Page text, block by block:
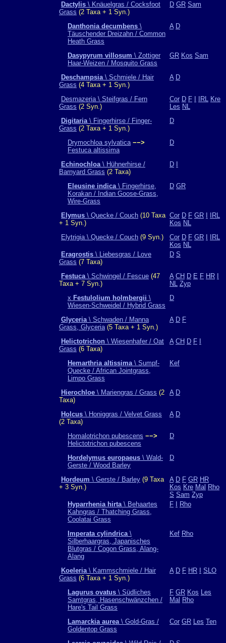
Dactylis \ Knäuelgras / Cocksfoot
Grass (2 Taxa + 1 Syn.)
D GR Sam
Danthonia decumbens \
Täuschender Dreizahn / Common
Heath Grass
A D
Dasypyrum villosum \ Zottiger
Haar-Weizen / Mosquito Grass
GR Kos Sam
Deschampsia\ Schmiele / Hair
Grass (4 Taxa + 1 Syn.)
A D
Desmazeria \ Steifgras / Fern
Grass (2 Syn.)
Cor D F IRL Kre
Les NL
Digitaria\ Fingerhirse / Finger-
Grass (2 Taxa + 1 Syn.)
D
Drymochloa sylvatica −−>
Festuca altissima
D
Echinochloa\ Hühnerhirse /
Barnyard Grass (2 Taxa)
D
Eleusine indica\ Fingerhirse,
Korakan / Indian Goose-Grass,
Wire-Grass
D GR
Elymus \ Quecke / Couch (10 Taxa
+ 1 Syn.)
Cor D F GR
IRL
Kos NL
Elytrigia \ Quecke / Couch (9 Syn.) Cor D F GR
IRL
Kos NL
Eragrostis \ Liebesgras / Love
Grass (7 Taxa)
D S
Festuca\ Schwingel / Fescue (47
Taxa + 7 Syn.)
A CH D E F HR
NL Zyp
x Festulolium holmbergii \
Wiesen-Schweidel / Hybrid Grass
D
Glyceria\ Schwaden / Manna
Grass, Glyceria(5 Taxa + 1 Syn.)
A D F
Helictotrichon \ Wiesenhafer / Oat
Grass (6 Taxa)
A CH D F
Hemarthria altissima\ Sumpf-
Quecke / African Jointgrass,
Limpo Grass
Kef
Hierochloe \ Mariengras / Grass (2
Taxa)
A D
Holcus \ Honiggras / Velvet Grass
(2 Taxa)
A D
Homalotrichon pubescens −−>
Helictotrichon pubescens
D
Hordelymus europaeus \ Wald-
Gerste / Wood Barley
D
Hordeum \ Gerste / Barley (9 Taxa
+ 3 Syn.)
A D F GR HR
Kos Kre Mal Rho
S Sam Zyp
Hyparrhenia hirta\ Behaartes
Kahngras / Thatching Grass,
Coolatai Grass
F Rho
Imperata cylindrica\
Silberhaargras, Japanisches
Blutgras / Cogon Grass, Alang-
Alang
Kef Rho
Koeleria\ Kammschmiele / Hair
Grass (6 Taxa + 1 Syn.)
A D F HR SLO
Lagurus ovatus \ Südliches
Samtgras, Hasenschwänzchen /
Hare's Tail Grass
F GR Kos Les
Mal Rho
Lamarckia aurea\ Gold-Gras /
Goldentop Grass
Cor GR Les Ten